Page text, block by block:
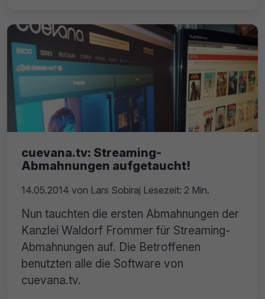
cuevana.tv: Streaming-
Abmahnungen aufgetaucht!
14.05.2014 von Lars Sobiraj Lesezeit: 2 Min.
Nun tauchten die ersten Abmahnungen der
Kanzlei Waldorf Frommer für Streaming-
Abmahnungen auf. Die Betroffenen
benutzten alle die Software von
cuevana.tv.